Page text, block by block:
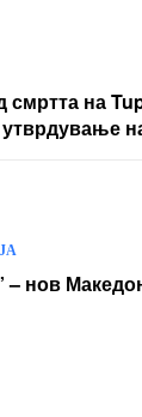
смртта на
нов